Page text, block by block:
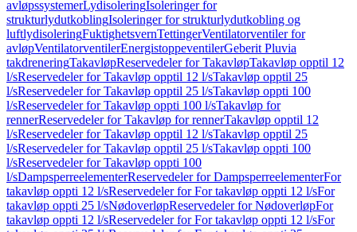
avløpssystemerLydisoleringIsoleringer for
strukturlydutkoblingIsoleringer for strukturlydutkobling og
luftlydisoleringFuktighetsvernTettingerVentilatorventiler for
avløpVentilatorventilerEnergistoppeventilerGeberit Pluvia
takdreneringTakavløpReservedeler for TakavløpTakavløp opptil 12
l/sReservedeler for Takavløp opptil 12 l/sTakavløp opptil 25
l/sReservedeler for Takavløp opptil 25 l/sTakavløp oppti 100
l/sReservedeler for Takavløp oppti 100 l/sTakavløp for
rennerReservedeler for Takavløp for rennerTakavløp opptil 12
l/sReservedeler for Takavløp opptil 12 l/sTakavløp opptil 25
l/sReservedeler for Takavløp opptil 25 l/sTakavløp oppti 100
l/sReservedeler for Takavløp oppti 100
l/sDampsperreelementerReservedeler for DampsperreelementerFor
takavløp oppti 12 l/sReservedeler for For takavløp oppti 12 l/sFor
takavløp oppti 25 l/sNødoverløpReservedeler for NødoverløpFor
takavløp oppti 12 l/sReservedeler for For takavløp oppti 12 l/sFor